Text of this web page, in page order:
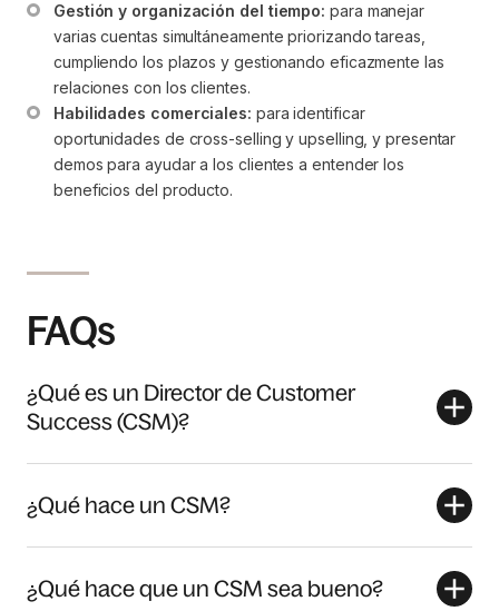
Gestión y organización del tiempo: para manejar
varias cuentas simultáneamente priorizando tareas,
cumpliendo los plazos y gestionando eficazmente las
relaciones con los clientes.
Habilidades comerciales: para identificar
oportunidades de cross-selling y upselling, y presentar
demos para ayudar a los clientes a entender los
beneficios del producto.
FAQs
¿Qué es un Director de Customer
Success (CSM)?
¿Qué hace un CSM?
¿Qué hace que un CSM sea bueno?